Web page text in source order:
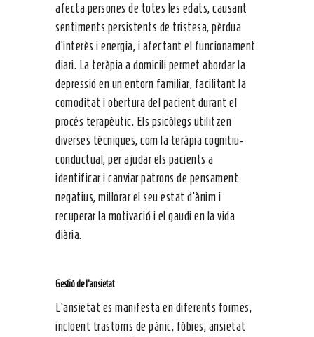
afecta persones de totes les edats, causant
sentiments persistents de tristesa, pèrdua
d’interès i energia, i afectant el funcionament
diari. La teràpia a domicili permet abordar la
depressió en un entorn familiar, facilitant la
comoditat i obertura del pacient durant el
procés terapèutic. Els psicòlegs utilitzen
diverses tècniques, com la teràpia cognitiu-
conductual, per ajudar els pacients a
identificar i canviar patrons de pensament
negatius, millorar el seu estat d’ànim i
recuperar la motivació i el gaudi en la vida
diària.
Gestió de l’ansietat
L’ansietat es manifesta en diferents formes,
incloent trastorns de pànic, fòbies, ansietat